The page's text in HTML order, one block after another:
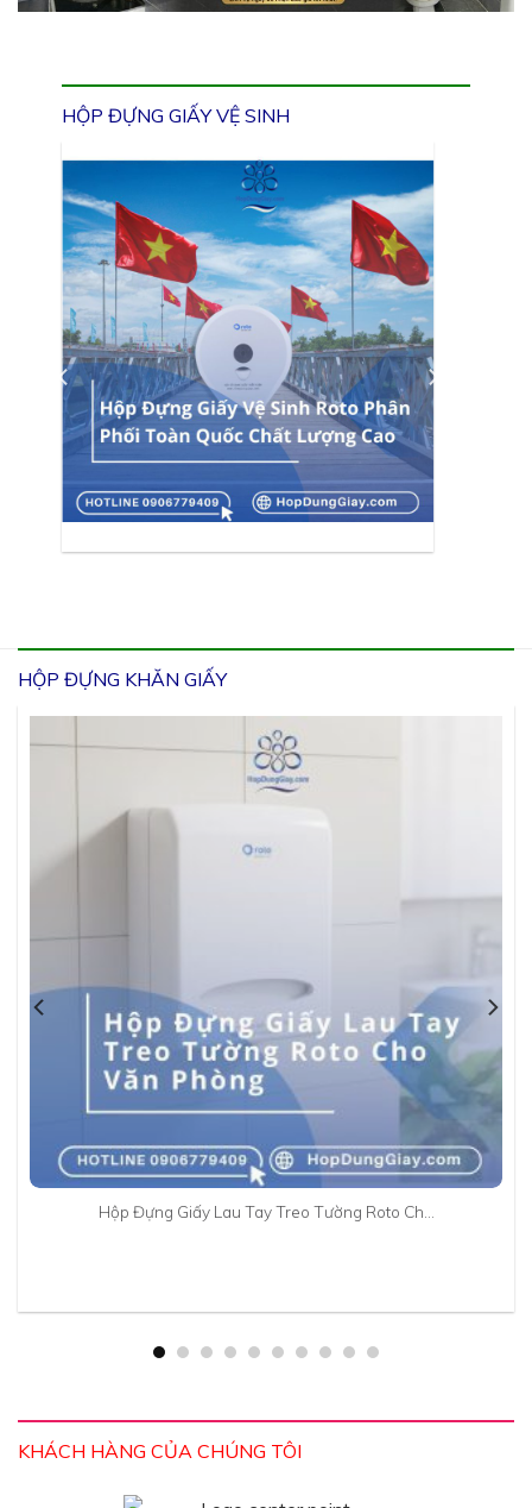
HỘP ĐỰNG GIẤY VỆ SINH
HỘP ĐỰNG KHĂN GIẤY
Hộp Đựng Giấy Lau Tay Treo Tường Roto Ch…
KHÁCH HÀNG CỦA CHÚNG TÔI